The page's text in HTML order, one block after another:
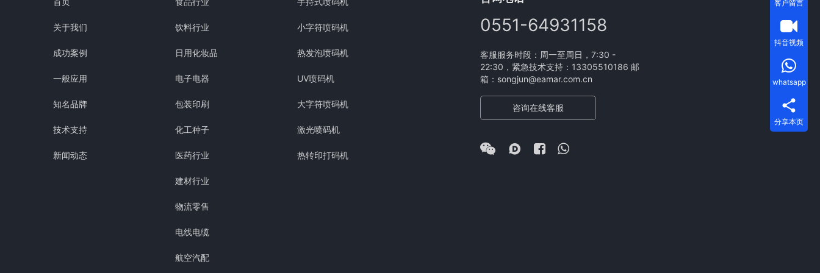
关于我们
成功案例
一般应用
知名品牌
技术支持
新闻动态
饮料行业
日用化妆品
电子电器
包装印刷
化工种子
医药行业
建材行业
物流零售
电线电缆
航空汽配
小字符喷码机
热发泡喷码机
UV喷码机
大字符喷码机
激光喷码机
热转印打码机
0551-64931158
客服服务时段：周一至周日，7:30 -
22:30，紧急技术支持：13305510186 邮
箱：songjun@eamar.com.cn
咨询在线客服
客户留言
抖音视频
whatsapp
分享本页